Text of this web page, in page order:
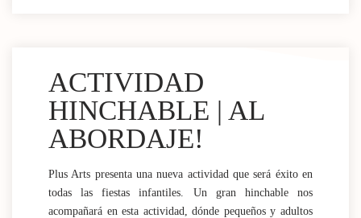
ACTIVIDAD
HINCHABLE | AL
ABORDAJE!
Plus Arts presenta una nueva actividad que será éxito en
todas las fiestas infantiles. Un gran hinchable nos
acompañará en esta actividad, dónde pequeños y adultos